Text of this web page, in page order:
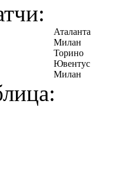
Аталанта
Милан
Торино
Ювентус
Милан